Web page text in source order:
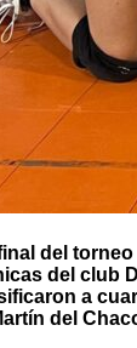
del
del club
a
del